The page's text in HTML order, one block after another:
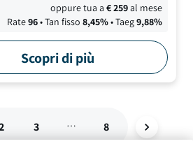
oppure tua a€259al mese
Rate96• Tan fisso 8,45%• Taeg9,88%
Scopri di più
3 … 8